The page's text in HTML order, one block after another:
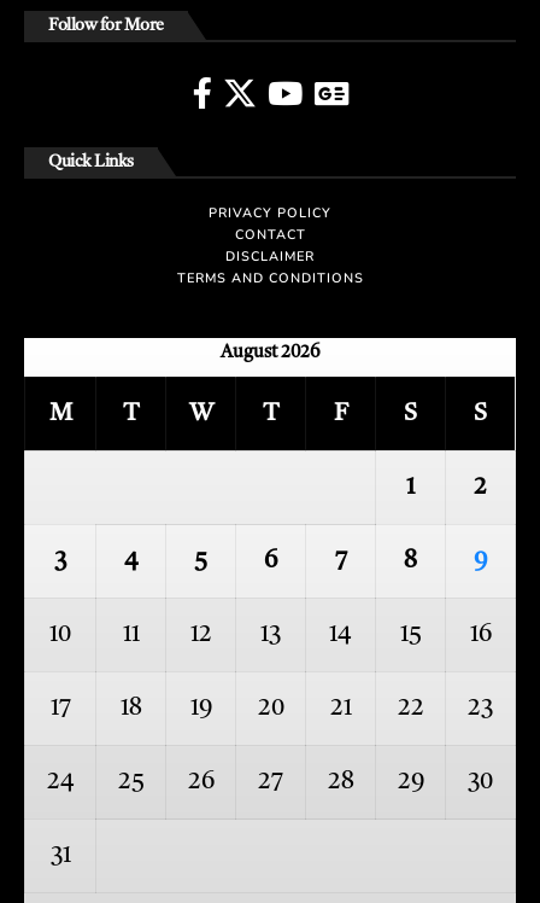
Follow for More
Quick Links
PRIVACY POLICY
CONTACT
DISCLAIMER
TERMS AND CONDITIONS
August 2026
M T W T F S S
1 2
3 4 5 6 7 8 9
10 11 12 13 14 15 16
17 18 19 20 21 22 23
24 25 26 27 28 29 30
31